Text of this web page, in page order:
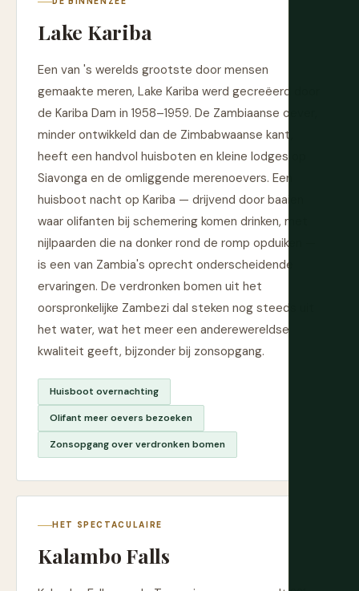
Lake Kariba
Een van 's werelds grootste door mensen
gemaakte meren, Lake Kariba werd gecreëerd door
de Kariba Dam in 1958–1959. De Zambiaanse oever,
minder ontwikkeld dan de Zimbabwaanse kant,
heeft een handvol huisboten en kleine lodges op
Siavonga en de omliggende merenoevers. Een
huisboot nacht op Kariba — drijvend door baaien
waar olifanten bij schemering komen drinken, met
nijlpaarden die na donker rond de romp opduiken —
is een van Zambia's oprecht onderscheidende
ervaringen. De verdronken bomen uit het
oorspronkelijke Zambezi dal steken nog steeds uit
het water, wat het meer een anderewereldse
kwaliteit geeft, bijzonder bij zonsopgang.
Huisboot overnachting
Olifant meer oevers bezoeken
Zonsopgang over verdronken bomen
HET SPECTACULAIRE
Kalambo Falls